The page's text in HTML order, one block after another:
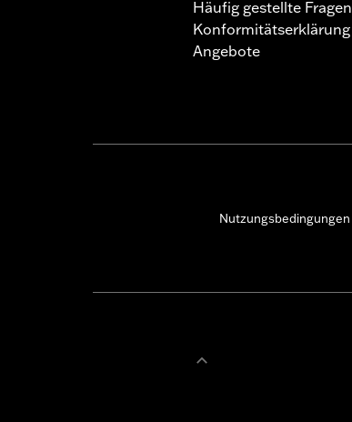
Häufig gestellte Fragen
Konformitätserklärung
Angebote
Nutzungsbedingungen